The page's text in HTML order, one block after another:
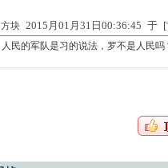
方块 2015月01月31日00:36:45 于
人民的军队是习的说法，罗不是人民吗